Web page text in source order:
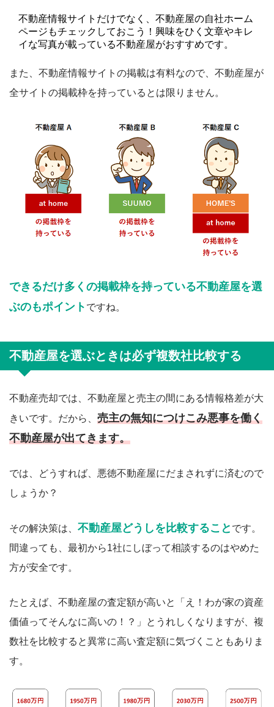
不動産情報サイトだけでなく、不動産屋の自社ホーム
ページもチェックしておこう！興味をひく文章やキレ
イな写真が載っている不動産屋がおすすめです。
また、不動産情報サイトの掲載は有料なので、不動産屋が
全サイトの掲載枠を持っているとは限りません。
できるだけ多くの掲載枠を持っている不動産屋を選
ぶのもポイント ですね。
不動産屋を選ぶときは必ず複数社比較する
不動産売却では、不動産屋と売主の間にある情報格差が大
きいです。だから、 売主の無知につけこみ悪事を働く
不動産屋が出てきます。
では、どうすれば、悪徳不動産屋にだまされずに済むので
しょうか？
その解決策は、 不動産屋どうしを比較すること です。
間違っても、最初から1社にしぼって相談するのはやめた
方が安全です。
たとえば、不動産屋の査定額が高いと「え！わが家の資産
価値ってそんなに高いの！？」とうれしくなりますが、複
数社を比較すると異常に高い査定額に気づくこともありま
す。